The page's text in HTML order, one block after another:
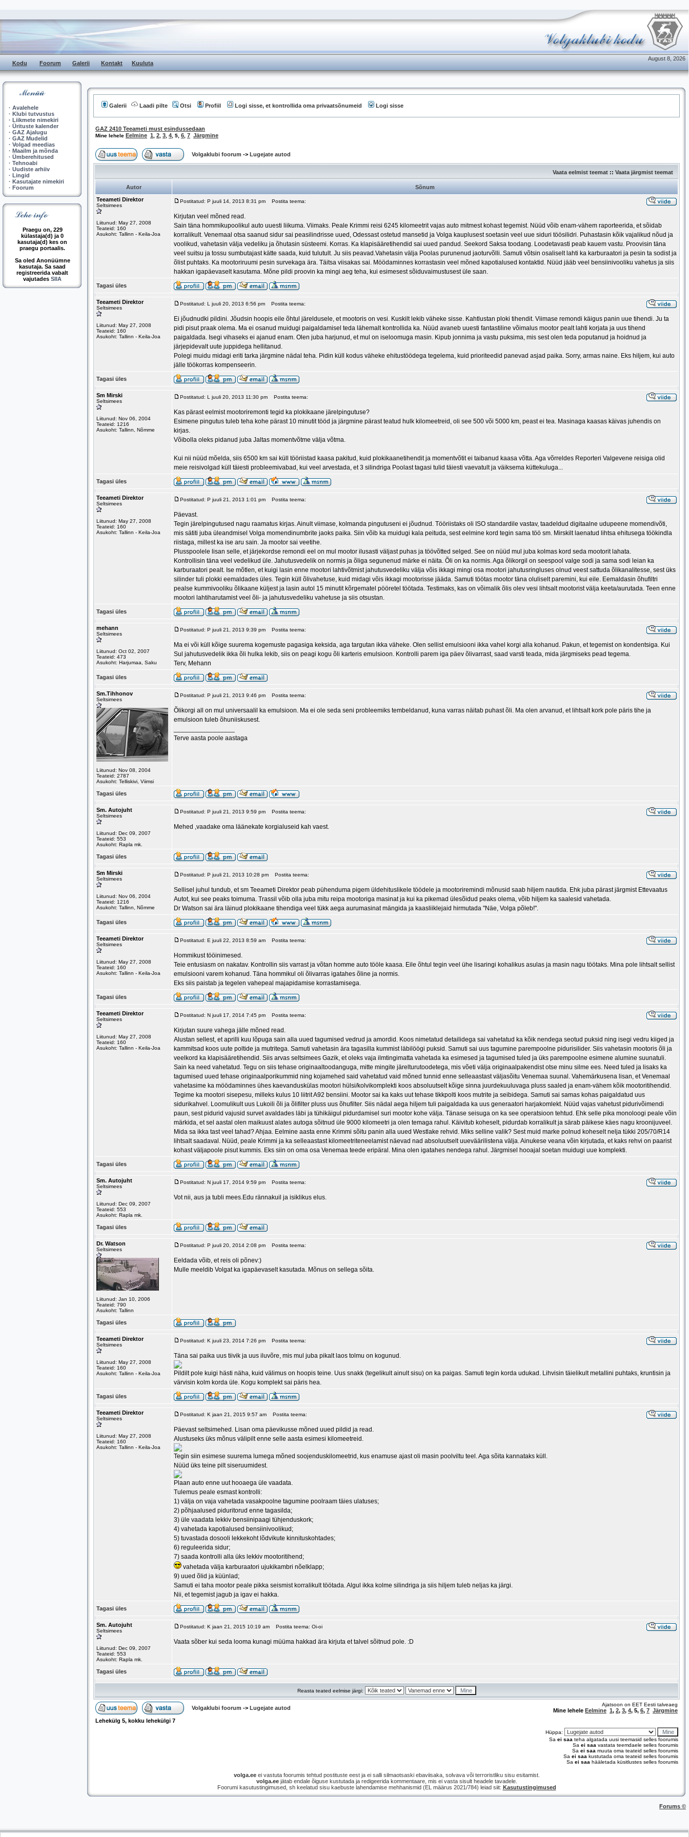
Kodu Foorum Galerii Kontakt Kuuluta
August 8, 2026
· Avalehele
· Klubi tutvustus
· Liikmete nimekiri
· Ürituste kalender
· GAZ Ajalugu
· GAZ Mudelid
· Volgad meedias
· Maailm ja mõnda
· Ümberehitused
· Tehnoabi
· Uudiste arhiiv
· Lingid
· Kasutajate nimekiri
· Foorum
Praegu on, 229
külastaja(d) ja 0
kasutaja(d) kes on
praegu portaalis.
Sa oled Anonüümne
kasutaja. Sa saad
registreerida vabalt
vajutades SIIA
Galerii Laadi pilte Otsi Profiil Logi sisse, et kontrollida oma privaatsõnumeid Logi sisse
GAZ 2410 Teeameti must esindussedaan
Mine lehele Eelmine 1 2 3 4 5 6 7 Järgmine
Volgaklubi foorum -> Lugejate autod
Vaata eelmist teemat :: Vaata järgmist teemat
Autor
Sõnum
Teeameti Direktor
Seltsimees
Liitunud: May 27, 2008
Teateid: 160
Asukoht: Tallinn - Keila-Joa
Postitatud: P juuli 14, 2013 8:31 pm Postita teema:
Kirjutan veel mõned read.
Sain täna hommikupoolikul auto uuesti liikuma. Viimaks. Peale Krimmi reisi 6245 kilomeetrit vajas auto mitmest kohast tegemist. Nüüd võib enam-vähem raporteerida, et sõidab
korralikult. Venemaal otsa saanud sidur sai peasilindrisse uued, Odessast ostetud mansetid ja Volga kauplusest soetasin veel uue siduri töösilidri. Puhastasin kõik vajalikud nõud ja
voolikud, vahetasin välja vedeliku ja õhutasin süsteemi. Korras. Ka klapisääretihendid sai uued pandud. Seekord Saksa toodang. Loodetavasti peab kauem vastu. Proovisin täna
veel suitsu ja tossu sumbutajast kätte saada, kuid tulutult. Ju siis peavad.Vahetasin välja Poolas purunenud jaoturvõlli. Samuti võtsin osaliselt lahti ka karburaatori ja pesin ta sodist ja
õlist puhtaks. Ka mootoriruumi pesin survekaga ära. Täitsa viisakas sai. Möödaminnes korrastasin veel mõned kapotialused kontaktid. Nüüd jääb veel bensiinivooliku vahetus ja siis
hakkan igapäevaselt kasutama. Mõne pildi proovin ka mingi aeg teha, kui esimesest sõiduvaimustusest üle saan.
Tagasi üles
Teeameti Direktor
Seltsimees
Liitunud: May 27, 2008
Teateid: 160
Asukoht: Tallinn - Keila-Joa
Postitatud: L juuli 20, 2013 6:56 pm Postita teema:
Ei jõudnudki pildini. Jõudsin hoopis eile õhtul järeldusele, et mootoris on vesi. Kuskilt lekib väheke sisse. Kahtlustan ploki tihendit. Viimase remondi käigus panin uue tihendi. Ju ta
pidi pisut praak olema. Ma ei osanud muidugi paigaldamisel teda lähemalt kontrollida ka. Nüüd avaneb uuesti fantastiline võimalus mootor pealt lahti korjata ja uus tihend
paigaldada. Isegi vihaseks ei ajanud enam. Olen juba harjunud, et mul on iseloomuga masin. Kipub jonnima ja vastu puksima, mis sest olen teda poputanud ja hoidnud ja
järjepidevalt uute juppidega hellitanud.
Polegi muidu midagi eriti tarka järgmine nädal teha. Pidin küll kodus väheke ehitustöödega tegelema, kuid prioriteedid panevad asjad paika. Sorry, armas naine. Eks hiljem, kui auto
jälle töökorras kompenseerin.
Tagasi üles
Sm Mirski
Seltsimees
Liitunud: Nov 06, 2004
Teateid: 1216
Asukoht: Tallinn, Nõmme
Postitatud: L juuli 20, 2013 11:30 pm Postita teema:
Kas pärast eelmist mootoriremonti tegid ka plokikaane järelpingutuse?
Esimene pingutus tuleb teha kohe pärast 10 minutit tööd ja järgmine pärast teatud hulk kilomeetreid, oli see 500 või 5000 km, peast ei tea. Masinaga kaasas käivas juhendis on
kirjas.
Võibolla oleks pidanud juba Jaltas momentvõtme välja võtma.
Kui nii nüüd mõelda, siis 6500 km sai küll tööriistad kaasa pakitud, kuid plokikaanetihendit ja momentvõtit ei taibanud kaasa võtta. Aga võrreldes Reporteri Valgevene reisiga olid
meie reisivolgad küll täiesti probleemivabad, kui veel arvestada, et 3 silindriga Poolast tagasi tulid täiesti vaevatult ja väiksema küttekuluga...
Tagasi üles
Teeameti Direktor
Seltsimees
Liitunud: May 27, 2008
Teateid: 160
Asukoht: Tallinn - Keila-Joa
Postitatud: P juuli 21, 2013 1:01 pm Postita teema:
Päevast.
Tegin järelpingutused nagu raamatus kirjas. Ainult viimase, kolmanda pingutuseni ei jõudnud. Tööriistaks oli ISO standardile vastav, taadeldud digitaalne udupeene momendivõti,
mis sätiti juba üleandmisel Volga momendinumbrite jaoks paika. Siin võib ka muidugi kala peituda, sest eelmine kord tegin sama töö sm. Mirskilt laenatud lihtsa ehitusega töökindla
riistaga, millest ka ise aru sain. Ja mootor sai veetihe.
Plusspoolele lisan selle, et järjekordse remondi eel on mul mootor ilusasti väljast puhas ja töövõtted selged. See on nüüd mul juba kolmas kord seda mootorit lahata.
Kontrollisin täna veel vedelikud üle. Jahutusvedelik on normis ja õliga segunenud märke ei näita. Õli on ka normis. Aga õlikorgil on seespool valge sodi ja sama sodi leian ka
karburaatori pealt. Ise mõtlen, et kuigi lasin enne mootori lahtivõtmist jahutusvedeliku välja võis ikkagi mingi osa mootori jahutusringluses olnud veest sattuda õlikanalitesse, sest üks
silinder tuli plokki eemaldades üles. Tegin küll õlivahetuse, kuid midagi võis ikkagi mootorisse jääda. Samuti töötas mootor täna oluliselt paremini, kui eile. Eemaldasin õhufiltri
pealse kummivooliku õlikaane küljest ja lasin autol 15 minutit kõrgematel pööretel töötada. Testimaks, kas on võimalik õlis olev vesi lihtsalt mootorist välja keeta/aurutada. Teen enne
mootori lahtiharutamist veel õli- ja jahutusvedeliku vahetuse ja siis otsustan.
Tagasi üles
mehann
Seltsimees
Liitunud: Oct 02, 2007
Teateid: 473
Asukoht: Harjumaa, Saku
Postitatud: P juuli 21, 2013 9:39 pm Postita teema:
Ma ei või küll kõige suurema kogemuste pagasiga keksida, aga targutan ikka väheke. Olen sellist emulsiooni ikka vahel korgi alla kohanud. Pakun, et tegemist on kondentsiga. Kui
Sul jahutusvedelik ikka õli hulka lekib, siis on peagi kogu õli karteris emulsioon. Kontrolli parem iga päev õlivarrast, saad varsti teada, mida järgmiseks pead tegema.
Terv, Mehann
Tagasi üles
Sm.Tihhonov
Seltsimees
Liitunud: Nov 08, 2004
Teateid: 2787
Asukoht: Telliskivi, Viimsi
Postitatud: P juuli 21, 2013 9:46 pm Postita teema:
Õlikorgi all on mul universaalil ka emulsioon. Ma ei ole seda seni probleemiks tembeldanud, kuna varras näitab puhast õli. Ma olen arvanud, et lihtsalt kork pole päris tihe ja
emulsioon tuleb õhuniiskusest.
Terve aasta poole aastaga
Tagasi üles
Sm. Autojuht
Seltsimees
Liitunud: Dec 09, 2007
Teateid: 553
Asukoht: Rapla mk.
Postitatud: P juuli 21, 2013 9:59 pm Postita teema:
Mehed ,vaadake oma läänekate korgialuseid kah vaest.
Tagasi üles
Sm Mirski
Seltsimees
Liitunud: Nov 06, 2004
Teateid: 1216
Asukoht: Tallinn, Nõmme
Postitatud: P juuli 21, 2013 10:28 pm Postita teema:
Sellisel juhul tundub, et sm Teeameti Direktor peab pühenduma pigem üldehituslikele töödele ja mootoriremindi mõnusid saab hiljem nautida. Ehk juba pärast järgmist Ettevaatus
Autot, kui see peaks toimuma. Trassil võib olla juba mitu reipa mootoriga masinat ja kui ka pikemad ülesõidud peaks olema, võib hiljem ka saalesid vahetada.
Dr Watson sai ära läinud plokikaane tihendiga veel tükk aega aurumasinat mängida ja kaasliiklejaid hirmutada "Näe, Volga põleb!".
Tagasi üles
Teeameti Direktor
Seltsimees
Liitunud: May 27, 2008
Teateid: 160
Asukoht: Tallinn - Keila-Joa
Postitatud: E juuli 22, 2013 8:59 am Postita teema:
Hommikust tööinimesed.
Teie entusiasm on nakatav. Kontrollin siis varrast ja võtan homme auto tööle kaasa. Eile õhtul tegin veel ühe lisaringi kohalikus asulas ja masin nagu töötaks. Mina pole lihtsalt sellist
emulsiooni varem kohanud. Täna hommikul oli õlivarras igatahes õline ja normis.
Eks siis paistab ja tegelen vahepeal majapidamise korrastamisega.
Tagasi üles
Teeameti Direktor
Seltsimees
Liitunud: May 27, 2008
Teateid: 160
Asukoht: Tallinn - Keila-Joa
Postitatud: N juuli 17, 2014 7:45 pm Postita teema:
Kirjutan suure vahega jälle mõned read.
Alustan sellest, et aprilli kuu lõpuga sain alla uued tagumised vedrud ja amordid. Koos nimetatud detailidega sai vahetatud ka kõik nendega seotud puksid ning isegi vedru kiiged ja
kammitsad koos uute poltide ja mutritega. Samuti vahetasin ära tagasilla kummist läbilöögi puksid. Samuti sai uus tagumine parempoolne pidurisilider. Siis vahetasin mootoris õli ja
veelkord ka klapisääretihendid. Siis arvas seltsimees Gazik, et oleks vaja ilmtingimatta vahetada ka esimesed ja tagumised tuled ja üks parempoolne esimene alumine suunatuli.
Sain ka need vahetatud. Tegu on siis tehase originaaltoodanguga, mitte mingite järelturutoodetega, mis võeti välja originaalpakendist otse minu silme ees. Need tuled ja lisaks ka
tagumised uued tehase originaalporikummid ning kojamehed said vahetatud vaid mõned tunnid enne selleaastast väljasõitu Venemaa suunal. Vahemärkusena lisan, et Venemaal
vahetasime ka möödaminnes ühes kaevanduskülas mootori hülsi/kolvikomplekti koos absoluutselt kõige sinna juurdekuuluvaga pluss saaled ja enam-vähem kõik mootoritihendid.
Tegime ka mootori sisepesu, milleks kulus 10 liitrit A92 bensiini. Mootor sai ka kaks uut tehase tikkpolti koos mutrite ja seibidega. Samuti sai samas kohas paigaldatud uus
sidurikahvel. Loomulikult uus Lukoili õli ja õlifilter pluss uus õhufilter. Siis nädal aega hiljem tuli paigaldada ka uus generaatori harjakomlekt. Nüüd vajas vahetust pidurivõimendi
paun, sest pidurid vajusid survet avaldades läbi ja tühikäigul pidurdamisel suri mootor kohe välja. Tänase seisuga on ka see operatsioon tehtud. Ehk selle pika monoloogi peale võin
märkida, et sel aastal olen maikuust alates autoga sõitnud üle 9000 kilomeetri ja olen temaga rahul. Käivitub koheselt, pidurdab korralikult ja särab päikese käes nagu kroonijuveel.
Mida sa ikka tast veel tahad? Ahjaa. Eelmine aasta enne Krimmi sõitu panin alla uued Westlake rehvid. Miks selline valik? Sest muid marke polnud koheselt nelja tükki 205/70/R14
lihtsalt saadaval. Nüüd, peale Krimmi ja ka selleaastast kilomeetriteneelamist näevad nad absoluutselt uueväärilistena välja. Ainukese veana võin kirjutada, et kaks rehvi on paarist
kohast väljapoole pisut kummis. Eks siin on oma osa Venemaa teede eripäral. Mina olen igatahes nendega rahul. Järgmisel hooajal soetan muidugi uue komplekti.
Tagasi üles
Sm. Autojuht
Seltsimees
Liitunud: Dec 09, 2007
Teateid: 553
Asukoht: Rapla mk.
Postitatud: N juuli 17, 2014 9:59 pm Postita teema:
Vot nii, aus ja tubli mees.Edu rännakuil ja isiklikus elus.
Tagasi üles
Dr. Watson
Seltsimees
Liitunud: Jan 10, 2006
Teateid: 790
Asukoht: Tallinn
Postitatud: P juuli 20, 2014 2:08 pm Postita teema:
Eeldada võib, et reis oli põnev:)
Mulle meeldib Volgat ka igapäevaselt kasutada. Mõnus on sellega sõita.
Tagasi üles
Teeameti Direktor
Seltsimees
Liitunud: May 27, 2008
Teateid: 160
Asukoht: Tallinn - Keila-Joa
Postitatud: K juuli 23, 2014 7:26 pm Postita teema:
Täna sai paika uus tiivik ja uus iluvõre, mis mul juba pikalt laos tolmu on kogunud.
Pildilt pole kuigi hästi näha, kuid välimus on hoopis teine. Uus snakk (tegelikult ainult sisu) on ka paigas. Samuti tegin korda udukad. Lihvisin täielikult metallini puhtaks, kruntisin ja
värvisin kolm korda üle. Kogu komplekt sai päris hea.
Tagasi üles
Teeameti Direktor
Seltsimees
Liitunud: May 27, 2008
Teateid: 160
Asukoht: Tallinn - Keila-Joa
Postitatud: K jaan 21, 2015 9:57 am Postita teema:
Päevast seltsimehed. Lisan oma päevikusse mõned uued pildid ja read.
Alustuseks üks mõnus välipilt enne selle aasta esimesi kilomeetreid.
Tegin siin esimese suurema lumega mõned soojenduskilomeetrid, kus enamuse ajast oli masin poolviltu teel. Aga sõita kannataks küll.
Nüüd üks teine pilt siseruumidest.
Plaan auto enne uut hooaega üle vaadata.
Tulemus peale esmast kontrolli:
1) välja on vaja vahetada vasakpoolne tagumine poolraam täies ulatuses;
2) põhjaalused piduritorud enne tagasilda;
3) üle vaadata lekkiv bensiinipaagi tühjenduskork;
4) vahetada kapotialused bensiinivoolikud;
5) tuvastada dosooli lekkekoht lõdvikute kinnituskohtades;
6) reguleerida sidur;
7) saada kontrolli alla üks lekkiv mootoritihend;
vahetada välja karburaatori ujukikambri nõelklapp;
9) uued õlid ja küünlad;
Samuti ei taha mootor peale pikka seismist korralikult töötada. Algul ikka kolme silindriga ja siis hiljem tuleb neljas ka järgi.
Nii, et tegemist jagub ja igav ei hakka.
Tagasi üles
Sm. Autojuht
Seltsimees
Liitunud: Dec 09, 2007
Teateid: 553
Asukoht: Rapla mk.
Postitatud: K jaan 21, 2015 10:19 am Postita teema: Oi-oi
Vaata sõber kui seda looma kunagi müüma hakkad ära kirjuta et talvel sõitnud pole. :D
Tagasi üles
Reasta teated eelmise järgi:
Volgaklubi foorum -> Lugejate autod
Ajatsoon on EET Eesti talveaeg
Mine lehele Eelmine 1, 2, 3, 4, 5, 6, 7 Järgmine
Lehekülg 5, kokku lehekülgi 7
Hüppa:
Sa ei saa teha algatada uusi teemasid selles foorumis
Sa ei saa vastata teemdaele selles foorumis
Sa ei saa muuta oma teateid selles foorumis
Sa ei saa kustutada oma teateid selles foorumis
Sa ei saa hääletada küsitlustes selles foorumis
volga.eeei vastuta foorumis tehtud postituste eest ja ei salli silmaotsaski ebaviisaka, solvava või terroristliku sisu esitamist.
volga.eejätab endale õiguse kustutada ja redigeerida kommentaare, mis ei vasta sisult headele tavadele.
Foorumi kasutustingimused, sh keelatud sisu kaebuste lahendamise mehhanismid (EL määrus 2021/784) leiad siit: Kasutustingimused
Forums ©